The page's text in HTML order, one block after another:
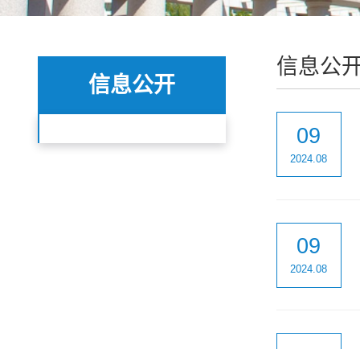
信息公开
信息公
09
2024.08
09
2024.08